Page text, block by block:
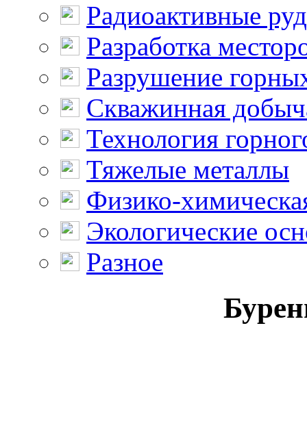
Радиоактивные
Разработка
Разрушение
Скважинная
Технология
Тяжелые металлы
Физико-
Экологические
Разное